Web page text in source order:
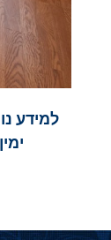
למידע
ימין